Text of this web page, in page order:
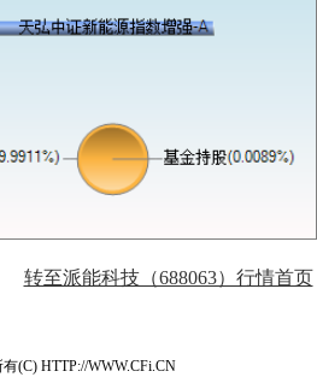
转至派能科技（688063）行情首页
(C) HTTP://WWW.CFi.CN